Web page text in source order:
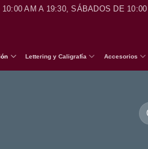
AM A 19:30, SÁBADOS DE
Lettering y Caligrafía Accesorios